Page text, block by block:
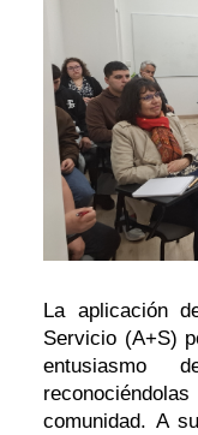
La aplicación
Servicio (A+S)
entusiasmo
comunidad. A